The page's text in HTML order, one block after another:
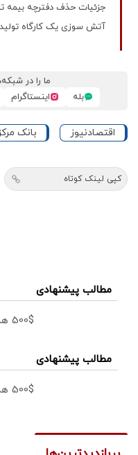
جزئیات حذف دفترچه بیمه
آتش سوزی یک کارگاه
ما را در
بله
اینستاگرام
اقتصادنیوز بانک
کپی لینک کوتاه
مطالب پیشنهادی
500$ هدیه به کاربران جدید،ثبت نام کن
مطالب پیشنهادی
500$ هدیه به کاربران جدید،ثبت نام کن